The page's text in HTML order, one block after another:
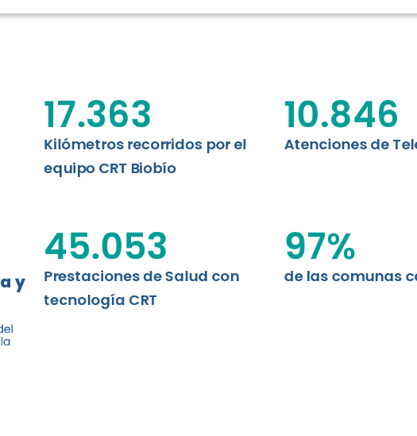
ABORDAJE CLÍNICO EN
I+D+I+E
MDPA
la salud digital a los habitantes...
y
Kilómetros recorridos por el
equipo CRT Biobío
17.363
Atenciones de
10.846
Prestaciones de Salud con
tecnología CRT
45.053
de las comunas
97%